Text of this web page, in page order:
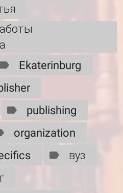
Ekaterinburg
publishing
organization
вуз